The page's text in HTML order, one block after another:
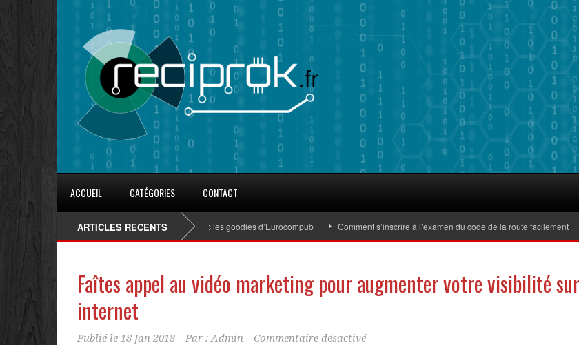
ACCUEIL CATÉGORIES CONTACT
ARTICLES RECENTS
8 conseils pour fidéliser avec les goodies d’Eurocompub Comment s’inscrire à l’examen du code de la route facilement
Faîtes appel au vidéo marketing pour augmenter votre visibilité sur
internet
Publié le 18 Jan 2018 Par : Admin Commentaire désactivé